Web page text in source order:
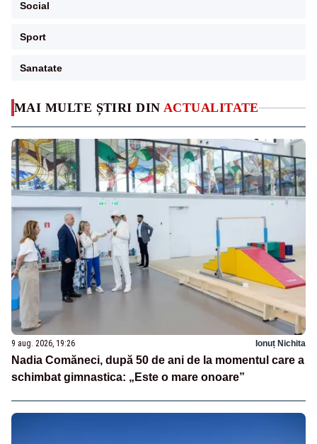
MAI MULTE ȘTIRI DIN ACTUALITATE
9 aug. 2026, 19:26 Ionuț Nichita
Nadia Comăneci, după 50 de ani de la momentul care a
schimbat gimnastica: „Este o mare onoare”
Social
Sport
Sanatate